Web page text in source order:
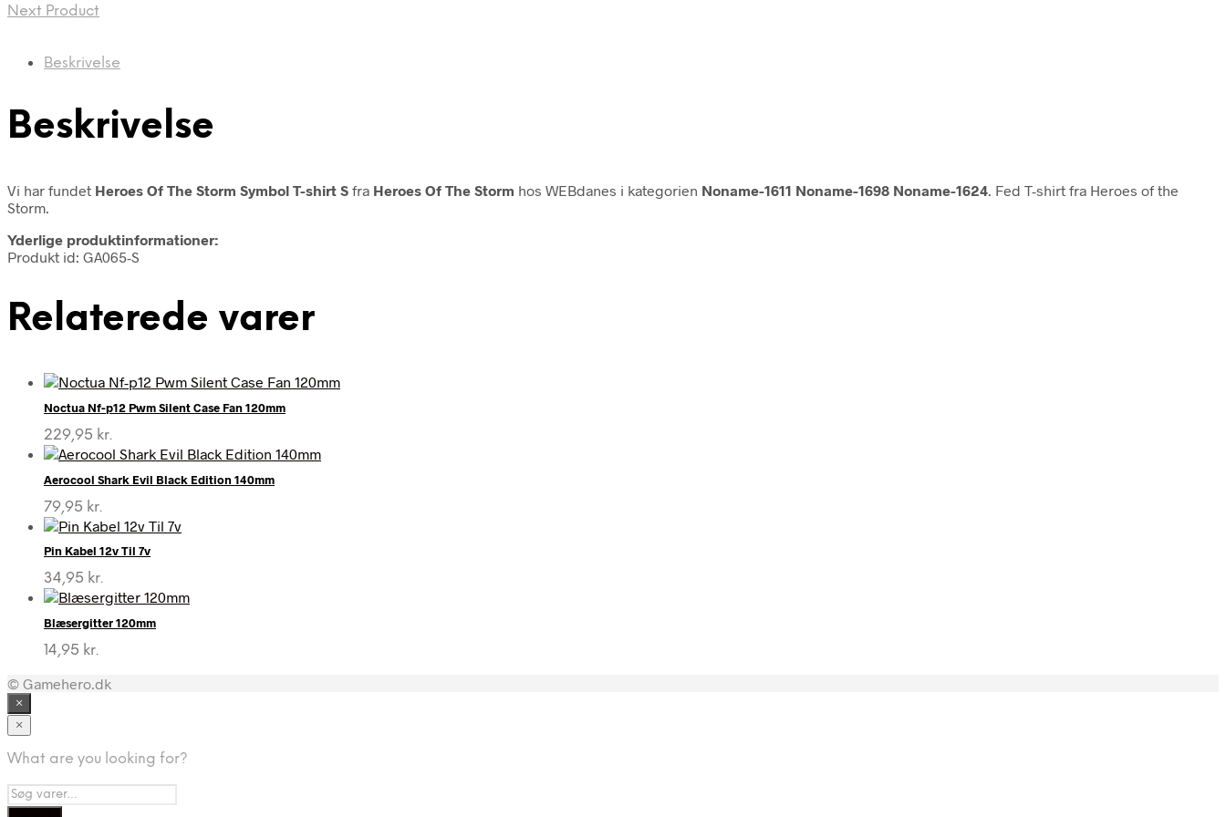
Next Product
Beskrivelse
Beskrivelse
Vi har fundet Heroes Of The Storm Symbol T-shirt S fra Heroes Of The Storm hos WEBdanes i kategorien Noname-1611 Noname-1698 Noname-1624 . Fed T-shirt fra Heroes of the
Storm.
Yderlige produktinformationer:
Produkt id: GA065-S
Relaterede varer
Noctua Nf-p12 Pwm Silent Case Fan 120mm
229,95 kr.
Aerocool Shark Evil Black Edition 140mm
79,95 kr.
Pin Kabel 12v Til 7v
34,95 kr.
Blæsergitter 120mm
14,95 kr.
© Gamehero.dk
×
×
What are you looking for?